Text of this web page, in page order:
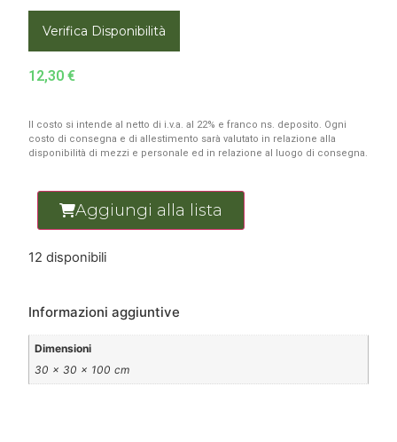
Verifica Disponibilità
12,30 €
Il costo si intende al netto di i.v.a. al 22% e franco ns. deposito. Ogni
costo di consegna e di allestimento sarà valutato in relazione alla
disponibilità di mezzi e personale ed in relazione al luogo di consegna.
Aggiungi alla lista
12 disponibili
Informazioni aggiuntive
Dimensioni
30 × 30 × 100 cm